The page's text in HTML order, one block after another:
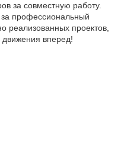
за совместную работу.
профессиональный
реализованных проектов,
вперед!